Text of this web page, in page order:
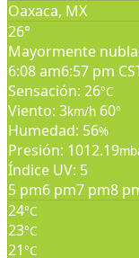
Oaxaca, MX
26°
Mayormente
6:08 am6:57 pm
Sensación: 26°C
Viento: 3km/h 60°
Humedad: 56%
Presión: 1012.19
Índice UV: 5
5 pm6 pm7 pm8
24°C
23°C
21°C